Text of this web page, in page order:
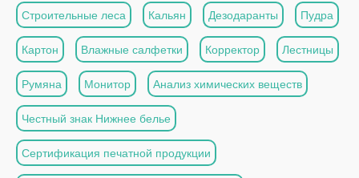
Строительные леса Кальян Дезодаранты Пудра
Картон Влажные салфетки Корректор Лестницы
Румяна Монитор Анализ химических веществ
Честный знак Нижнее белье
Сертификация печатной продукции